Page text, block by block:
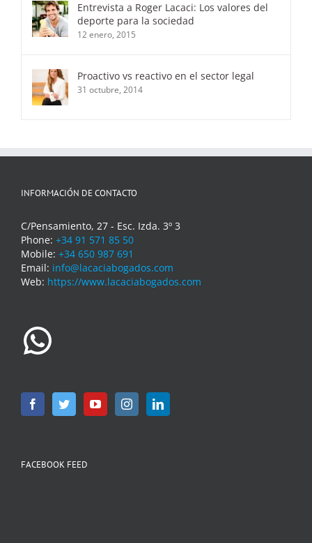
Entrevista a Roger Lacaci: Los valores del
deporte para la sociedad
12 enero, 2015
Proactivo vs reactivo en el sector legal
31 octubre, 2014
INFORMACIÓN DE CONTACTO
C/Pensamiento, 27 - Esc. Izda. 3º 3
Phone: +34 91 571 85 50
Mobile: +34 650 987 691
Email: info@lacaciabogados.com
Web: https://www.lacaciabogados.com
FACEBOOK FEED